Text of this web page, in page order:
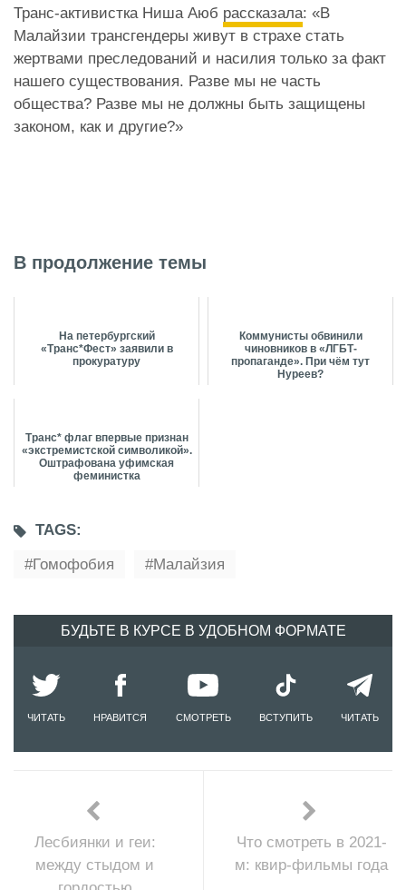
Транс-активистка Ниша Аюб рассказала: «В
Малайзии трансгендеры живут в страхе стать
жертвами преследований и насилия только за факт
нашего существования. Разве мы не часть
общества? Разве мы не должны быть защищены
законом, как и другие?»
В продолжение темы
На петербургский
«Транс*Фест» заявили в
прокуратуру
Коммунисты обвинили
чиновников в «ЛГБТ-
пропаганде». При чём тут
Нуреев?
Транс* флаг впервые признан
«экстремистской символикой».
Оштрафована уфимская
феминистка
TAGS:
Гомофобия
Малайзия
БУДЬТЕ В КУРСЕ В УДОБНОМ ФОРМАТЕ
ЧИТАТЬ НРАВИТСЯ СМОТРЕТЬ ВСТУПИТЬ ЧИТАТЬ
Лесбиянки и геи:
между стыдом и
Что смотреть в 2021-
м: квир-фильмы года